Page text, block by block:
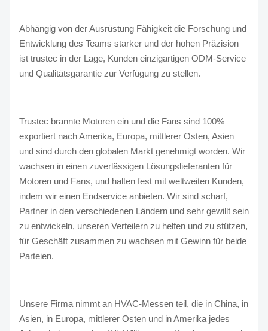
Abhängig von der Ausrüstung Fähigkeit die Forschung und
Entwicklung des Teams starker und der hohen Präzision
ist trustec in der Lage, Kunden einzigartigen ODM-Service
und Qualitätsgarantie zur Verfügung zu stellen.
Trustec brannte Motoren ein und die Fans sind 100%
exportiert nach Amerika, Europa, mittlerer Osten, Asien
und sind durch den globalen Markt genehmigt worden. Wir
wachsen in einen zuverlässigen Lösungslieferanten für
Motoren und Fans, und halten fest mit weltweiten Kunden,
indem wir einen Endservice anbieten. Wir sind scharf,
Partner in den verschiedenen Ländern und sehr gewillt sein
zu entwickeln, unseren Verteilern zu helfen und zu stützen,
für Geschäft zusammen zu wachsen mit Gewinn für beide
Parteien.
Unsere Firma nimmt an HVAC-Messen teil, die in China, in
Asien, in Europa, mittlerer Osten und in Amerika jedes